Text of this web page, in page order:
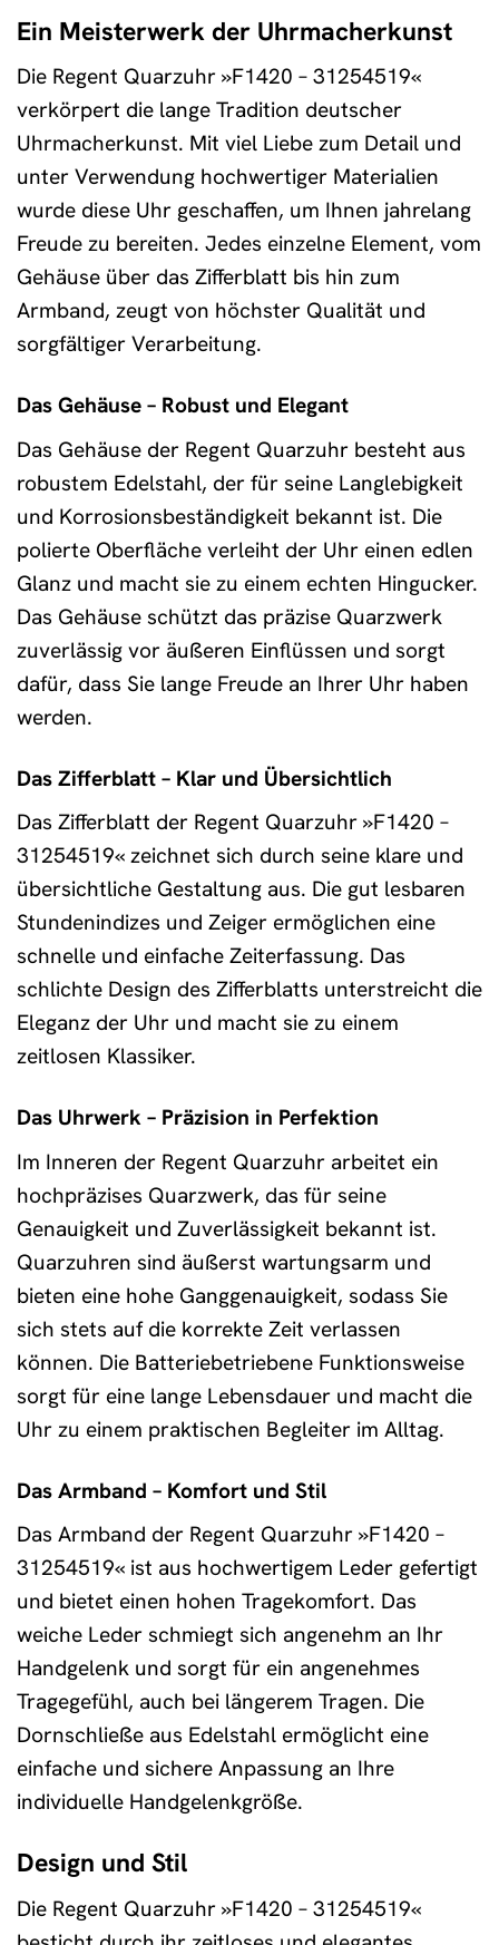
Ein Meisterwerk der Uhrmacherkunst
Die Regent Quarzuhr »F1420 – 31254519«
verkörpert die lange Tradition deutscher
Uhrmacherkunst. Mit viel Liebe zum Detail und
unter Verwendung hochwertiger Materialien
wurde diese Uhr geschaffen, um Ihnen jahrelang
Freude zu bereiten. Jedes einzelne Element, vom
Gehäuse über das Zifferblatt bis hin zum
Armband, zeugt von höchster Qualität und
sorgfältiger Verarbeitung.
Das Gehäuse – Robust und Elegant
Das Gehäuse der Regent Quarzuhr besteht aus
robustem Edelstahl, der für seine Langlebigkeit
und Korrosionsbeständigkeit bekannt ist. Die
polierte Oberfläche verleiht der Uhr einen edlen
Glanz und macht sie zu einem echten Hingucker.
Das Gehäuse schützt das präzise Quarzwerk
zuverlässig vor äußeren Einflüssen und sorgt
dafür, dass Sie lange Freude an Ihrer Uhr haben
werden.
Das Zifferblatt – Klar und Übersichtlich
Das Zifferblatt der Regent Quarzuhr »F1420 –
31254519« zeichnet sich durch seine klare und
übersichtliche Gestaltung aus. Die gut lesbaren
Stundenindizes und Zeiger ermöglichen eine
schnelle und einfache Zeiterfassung. Das
schlichte Design des Zifferblatts unterstreicht die
Eleganz der Uhr und macht sie zu einem
zeitlosen Klassiker.
Das Uhrwerk – Präzision in Perfektion
Im Inneren der Regent Quarzuhr arbeitet ein
hochpräzises Quarzwerk, das für seine
Genauigkeit und Zuverlässigkeit bekannt ist.
Quarzuhren sind äußerst wartungsarm und
bieten eine hohe Ganggenauigkeit, sodass Sie
sich stets auf die korrekte Zeit verlassen
können. Die Batteriebetriebene Funktionsweise
sorgt für eine lange Lebensdauer und macht die
Uhr zu einem praktischen Begleiter im Alltag.
Das Armband – Komfort und Stil
Das Armband der Regent Quarzuhr »F1420 –
31254519« ist aus hochwertigem Leder gefertigt
und bietet einen hohen Tragekomfort. Das
weiche Leder schmiegt sich angenehm an Ihr
Handgelenk und sorgt für ein angenehmes
Tragegefühl, auch bei längerem Tragen. Die
Dornschließe aus Edelstahl ermöglicht eine
einfache und sichere Anpassung an Ihre
individuelle Handgelenkgröße.
Design und Stil
Die Regent Quarzuhr »F1420 – 31254519«